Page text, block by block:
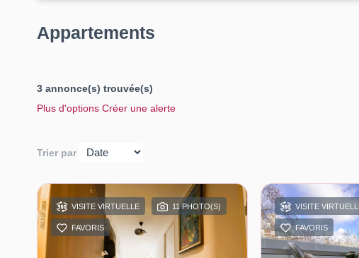
Appartements
3 annonce(s) trouvée(s)
Plus d'options Créer une alerte
Trier par
VISITE VIRTUELLE 11 PHOTO(S)
FAVORIS
VISITE
FAVORIS